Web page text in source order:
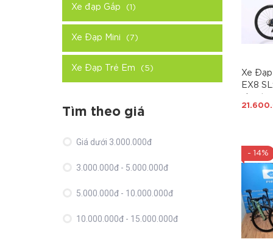
Xe
EX8
càng
UCI,
105
MỌI
- 14%
Xe đạp Gấp (1)
Xe Đạp Mini (7)
Xe Đạp Trẻ Em (5)
Tìm theo giá
Giá dưới 3.000.000đ
3.000.000đ - 5.000.000đ
5.000.000đ - 10.000.000đ
10.000.000đ - 15.000.000đ